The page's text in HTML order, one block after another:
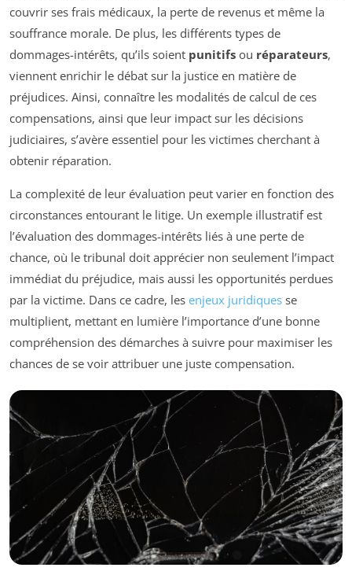
couvrir ses frais médicaux, la perte de revenus et même la
souffrance morale. De plus, les différents types de
dommages-intérêts, qu’ils soient punitifs ou réparateurs,
viennent enrichir le débat sur la justice en matière de
préjudices. Ainsi, connaître les modalités de calcul de ces
compensations, ainsi que leur impact sur les décisions
judiciaires, s’avère essentiel pour les victimes cherchant à
obtenir réparation.
La complexité de leur évaluation peut varier en fonction des
circonstances entourant le litige. Un exemple illustratif est
l’évaluation des dommages-intérêts liés à une perte de
chance, où le tribunal doit apprécier non seulement l’impact
immédiat du préjudice, mais aussi les opportunités perdues
par la victime. Dans ce cadre, les enjeux juridiques se
multiplient, mettant en lumière l’importance d’une bonne
compréhension des démarches à suivre pour maximiser les
chances de se voir attribuer une juste compensation.